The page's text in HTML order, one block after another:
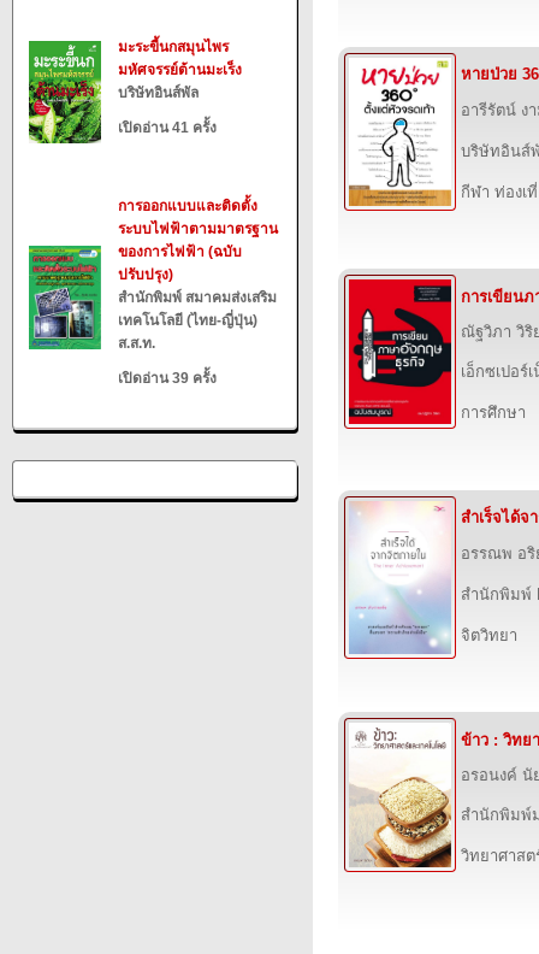
มะระขี้นกสมุนไพร
มหัศจรรย์ต้านมะเร็ง
บริษัทอินส์พัล
เปิดอ่าน 41 ครั้ง
การออกแบบและติดตั้ง
ระบบไฟฟ้าตามมาตรฐาน
ของการไฟฟ้า (ฉบับ
ปรับปรุง)
สำนักพิมพ์ สมาคมส่งเสริม
เทคโนโลยี (ไทย-ญี่ปุ่น)
ส.ส.ท.
เปิดอ่าน 39 ครั้ง
หายป่วย
อารีรัตน์ ง
บริษัทอินส์
กีฬา ท่องเ
การเขียน
ณัฐวิภา วิริ
เอ็กซเปอร์
การศึกษา
สำเร็จได้จ
อรรณพ อ
สำนักพิมพ์
จิตวิทยา
ข้าว : วิทย
อรอนงค์ นั
สำนักพิมพ์
วิทยาศาสต